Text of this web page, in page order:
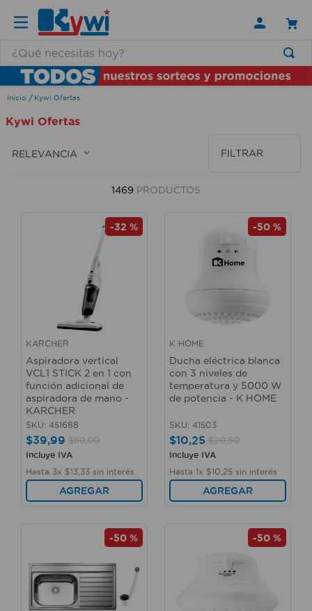
Kywi Ofertas
Kywi Ofertas
RELEVANCIA FILTRAR
1469 PRODUCTOS
-32 %
KARCHER
Aspiradora vertical
VCL1 STICK 2 en 1 con
función adicional de
aspiradora de mano -
KARCHER
SKU: 451688
$39,99 $59,00
Incluye IVA
Hasta 3x $13 33 sin interés
AGREGAR
-50 %
K HOME
Ducha eléctrica blanca
con 3 niveles de
temperatura y 5000 W
de potencia - K HOME
SKU: 41503
$10,25 $20,50
Incluye IVA
Hasta 1x $10 25 sin interés
AGREGAR
-50 % -50 %
TÉRMINOS MÁS BUSCADOS
1.
lamparas
2.
ducha
3.
silla